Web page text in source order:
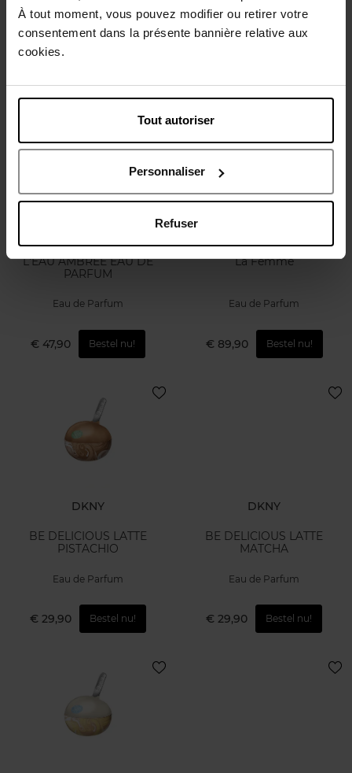
À tout moment, vous pouvez modifier ou retirer votre
consentement dans la présente bannière relative aux
cookies.
Tout autoriser
Personnaliser
Refuser
Eau de Parfum Eau de Parfum
L'EAU AMBREE EAU DE
PARFUM
Eau de Parfum
€ 47,90 Bestel nu!
La Femme
Eau de Parfum
€ 89,90 Bestel nu!
DKNY
BE DELICIOUS LATTE
PISTACHIO
Eau de Parfum
€ 29,90 Bestel nu!
DKNY
BE DELICIOUS LATTE
MATCHA
Eau de Parfum
€ 29,90 Bestel nu!